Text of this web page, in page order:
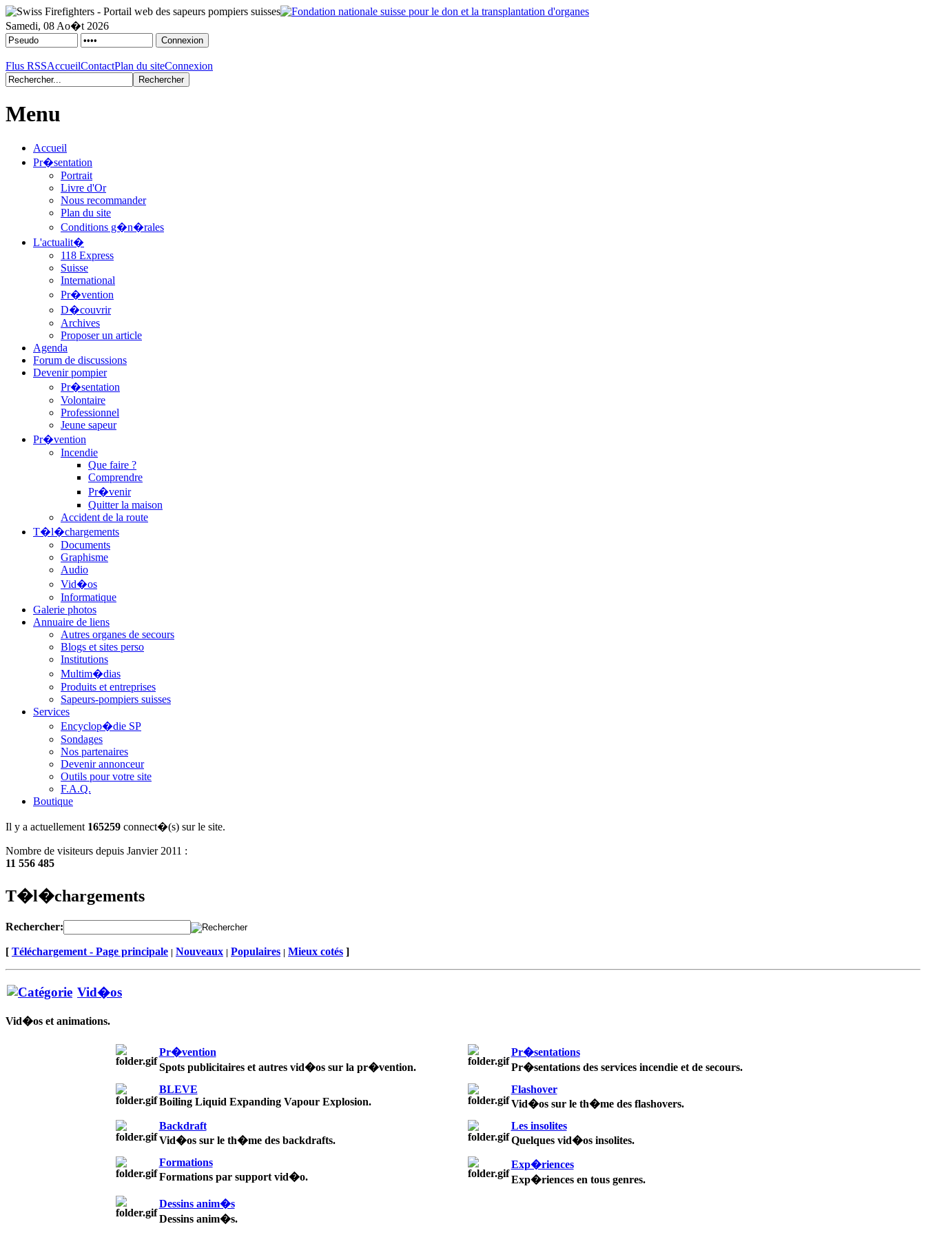
Samedi, 08 Ao�t 2026
Flus RSSAccueilContactPlan du siteConnexion
Menu
Accueil
Pr�sentation
Portrait
Livre d'Or
Nous recommander
Plan du site
Conditions g�n�rales
L'actualit�
118 Express
Suisse
International
Pr�vention
D�couvrir
Archives
Proposer un article
Agenda
Forum de discussions
Devenir pompier
Pr�sentation
Volontaire
Professionnel
Jeune sapeur
Pr�vention
Incendie
Que faire ?
Comprendre
Pr�venir
Quitter la maison
Accident de la route
T�l�chargements
Documents
Graphisme
Audio
Vid�os
Informatique
Galerie photos
Annuaire de liens
Autres organes de secours
Blogs et sites perso
Institutions
Multim�dias
Produits et entreprises
Sapeurs-pompiers suisses
Services
Encyclop�die SP
Sondages
Nos partenaires
Devenir annonceur
Outils pour votre site
F.A.Q.
Boutique
Il y a actuellement 165259 connect�(s) sur le site.
Nombre de visiteurs depuis Janvier 2011 :
11 556 485
T�l�chargements
Rechercher:
[ Téléchargement - Page principale | Nouveaux | Populaires | Mieux cotés ]
Vid�os
Vid�os et animations.
Pr�vention
Spots publicitaires et autres vid�os sur la pr�vention.
Pr�sentations
Pr�sentations des services incendie et de secours.
BLEVE
Boiling Liquid Expanding Vapour Explosion.
Flashover
Vid�os sur le th�me des flashovers.
Backdraft
Vid�os sur le th�me des backdrafts.
Les insolites
Quelques vid�os insolites.
Formations
Formations par support vid�o.
Exp�riences
Exp�riences en tous genres.
Dessins anim�s
Dessins anim�s.